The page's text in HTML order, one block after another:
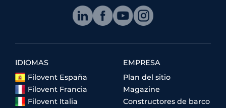
IDIOMAS
Filovent España
Filovent Francia
Filovent Italia
EMPRESA
Plan del sitio
Magazine
Constructores de barco